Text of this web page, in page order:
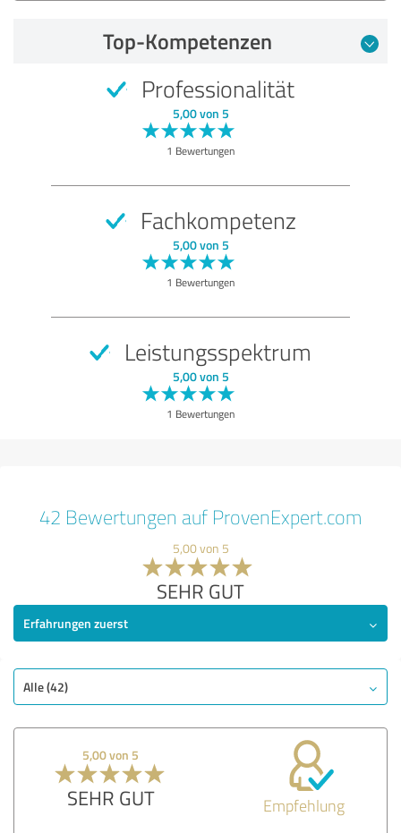
Top-Kompetenzen
Professionalität
5,00 von 5
1 Bewertungen
Fachkompetenz
5,00 von 5
1 Bewertungen
Leistungsspektrum
5,00 von 5
1 Bewertungen
42 Bewertungen auf ProvenExpert.com
5,00 von 5
SEHR GUT
Erfahrungen zuerst
Alle (42)
5,00 von 5
SEHR GUT Empfehlung